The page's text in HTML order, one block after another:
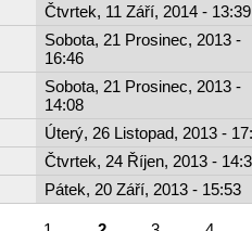
Čtvrtek, 11 Září, 2014 - 13:39
Sobota, 21 Prosinec, 2013 -
16:46
Sobota, 21 Prosinec, 2013 -
14:08
Úterý, 26 Listopad, 2013 -
Čtvrtek, 24 Říjen, 2013 -
Pátek, 20 Září, 2013 - 15:53